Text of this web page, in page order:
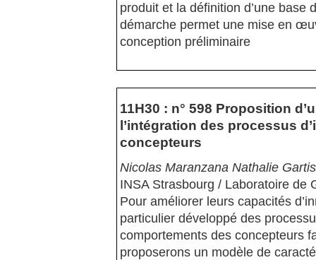
produit et la définition d’une base
démarche permet une mise en
conception préliminaire
11H30 : n° 598 Proposition
l’intégration des processus
concepteurs
Nicolas Maranzana Nathalie
INSA Strasbourg / Laboratoire de
Pour améliorer leurs capacités
particulier développé des
comportements des concepteurs
proposerons un modèle de